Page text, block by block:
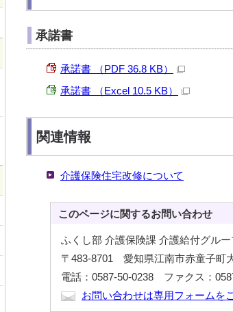
承諾書
承諾書 （PDF 36.8 KB）
承諾書 （Excel 10.5 KB）
関連情報
介護保険住宅改修について
このページに関するお問い合わせ
ふくし部 介護保険課 介護給付グルー
〒483-8701 愛知県江南市赤童子町
電話：0587-50-0238 ファクス：
お問い合わせは専用フォームを